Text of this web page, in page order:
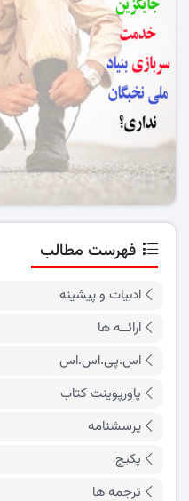
فهرست مطالب
ادبیات و پیشینه
ارائــه ها
اس.پی.اس.اس
پاورپوینت کتاب
پرسشنامه
پکیج
ترجمه ها